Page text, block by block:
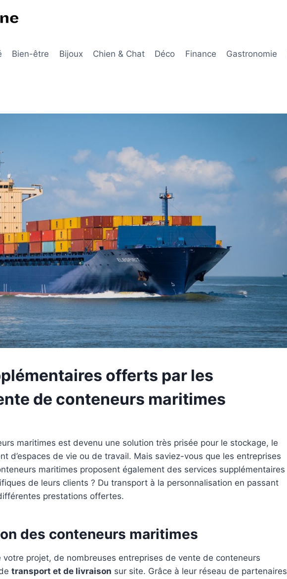
Bien-être Bijoux Chien & Chat Déco Finance Gastronomie
offerts par les
de conteneurs maritimes
maritimes est devenu une solution très prisée pour le stockage, le
d’espaces de vie ou de travail. Mais saviez-vous que les entreprises
maritimes proposent également des services supplémentaires
de leurs clients ? Du transport à la personnalisation en passant
prestations offertes.
des conteneurs maritimes
projet, de nombreuses entreprises de vente de conteneurs
transport et de livraison sur site. Grâce à leur réseau de partenaires